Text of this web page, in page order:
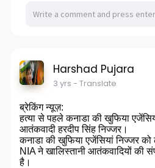
Harshad Pujara
3 yrs - Translate
ब्रेकिंग न्यूज़:
हत्या से पहले कनाडा की खुफिया
आतंकवादी हरदीप सिंह निज्जर।
कनाडा की खुफिया एजेंसियां निज्जर को
NIA ने खालिस्तानी आतंकवादियों की
है।